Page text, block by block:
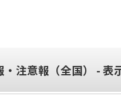
注意報（全国） - 表